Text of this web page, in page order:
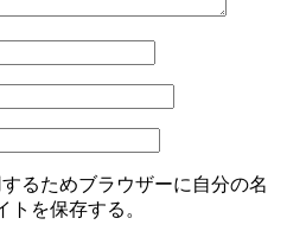
るためブラウザーに自分の名
を保存する。